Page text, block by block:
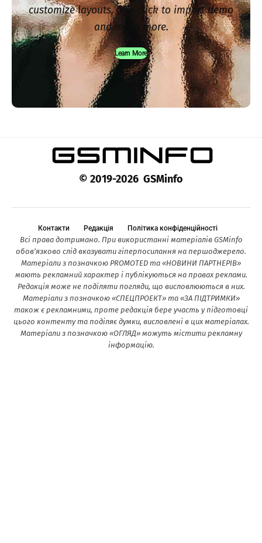
customize layouts, one-click to import demo
and much more.
Learn More
© 2019-2026 GSMinfo
Контакти Редакція Політика конфіденційності
Всі права дотримано. При використанні матеріалів GSMinfo
обов’язково слід вказувати гіперпосилання на першоджерело.
Матеріали з позначкою PROMOTED та «НОВИНИ ПАРТНЕРІВ»
мають рекламний характер і публікуються на правах реклами.
Редакція може не поділяти погляди, що висловлюються в них.
Матеріали з позначкою «СПЕЦПРОЕКТ» та «ЗА ПІДТРИМКИ»
також є рекламними, проте редакція бере участь у підготовці
цього контенту та поділяє думки, висловлені в цих матеріалах.
Матеріали з позначкою «ОГЛЯД» можуть містити рекламну
інформацію.